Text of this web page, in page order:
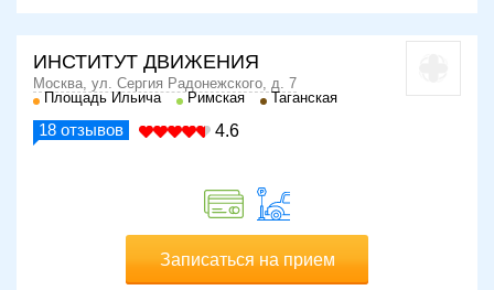
ИНСТИТУТ ДВИЖЕНИЯ
Москва, ул. Сергия Радонежского, д. 7
Площадь Ильича
Римская Таганская
18 отзывов 4.6
Записаться на прием